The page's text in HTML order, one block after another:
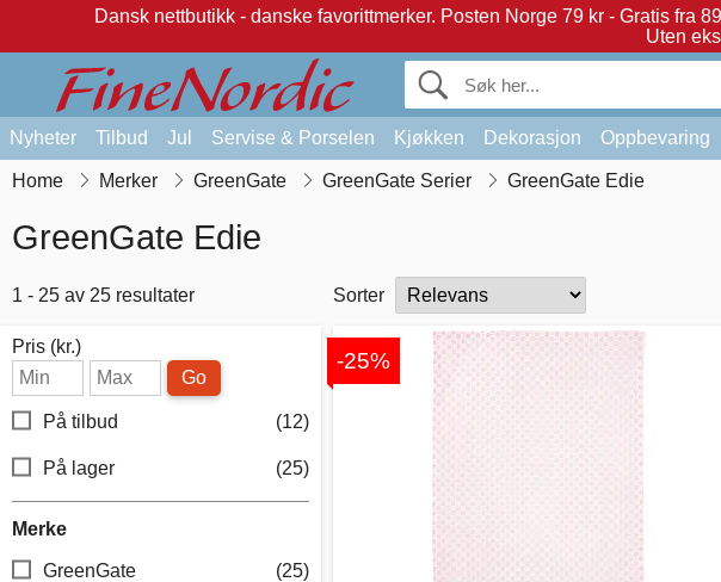
Dansk nettbutikk - danske favorittmerker. Posten Norge 79 kr - Gratis fra
Uten
Nyheter Tilbud Jul Servise & Porselen Kjøkken Dekorasjon Oppbevaring
Home Merker GreenGate GreenGate Serier GreenGate Edie
GreenGate Edie
1 - 25 av 25 resultater Sorter
Pris (kr.)
Go
På tilbud (12)
På lager (25)
Merke
GreenGate (25)
-25%